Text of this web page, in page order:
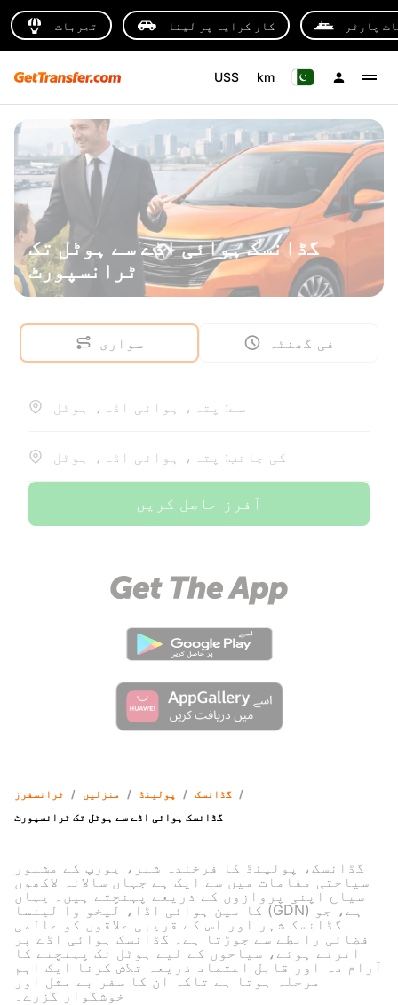
تجربات کار کرایہ پر لینا چارٹر
US$ km
گڈانسک ہوائی اڈے سے ہوٹل تک
ٹرانسپورٹ
سواری فی گھنٹہ
سے: پتہ، ہوائی اڈہ، ہوٹل
کی جانب: پتہ، ہوائی اڈہ، ہوٹل
آفرز حاصل کریں
ٹرانسفرز / منزلیں / پولینڈ / گڈانسک /
گڈانسک ہوائی اڈے سے ہوٹل تک ٹرانسپورٹ
گڈانسک، پولینڈ کا فرخندہ شہر، یورپ کے مشہور
سیاحتی مقامات میں سے ایک ہے جہاں سالانہ لاکھوں
سیاح اپنی پروازوں کے ذریعے پہنچتے ہیں۔ یہاں
کا مین ہوائی اڈا، لیخو وا لینسا (GDN) ہے، جو
گڈانسک شہر اور اس کے قریبی علاقوں کو عالمی
فضائی رابطے سے جوڑتا ہے۔ گڈانسک ہوائی اڈے پر
اترتے ہوئے، سیاحوں کے لیے ہوٹل تک پہنچنے کا
آرام دہ اور قابل اعتماد ذریعہ تلاش کرنا ایک اہم
مرحلہ ہوتا ہے تاکہ ان کا سفر بے مثل اور
خوشگوار گزرے۔